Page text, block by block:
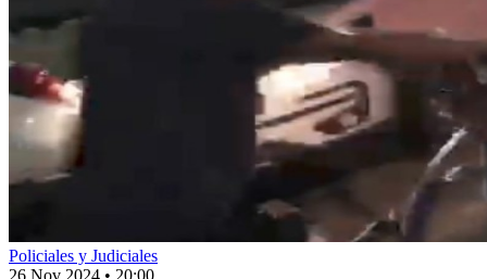
Policiales y Judiciales
26 Nov 2024 • 20:00